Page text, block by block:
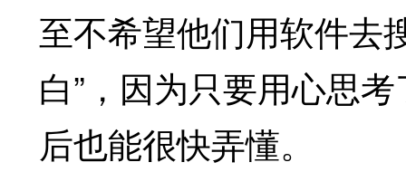
至不希望他们用软件去
白”，因为只要用心思
后也能很快弄懂。